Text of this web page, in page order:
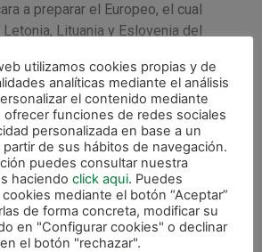
a preparar el Europeo, el cual
Lituania y Eslovenia del
la Real Federación Española
dará inicio el 14 de
Rozas, para posteriormente
en Anaitasuna (viernes
y Ciudad de Tudela (domingo 21,
utilizamos cookies propias y de
analíticas mediante el análisis
el contenido mediante
ofrecer funciones de redes sociales
personalizada en base a un
partir de sus hábitos de navegación.
puedes consultar nuestra
haciendo click aqui. Puedes
mediante el botón “Aceptar”
de forma concreta, modificar su
en "Configurar cookies" o declinar
el botón "rechazar".